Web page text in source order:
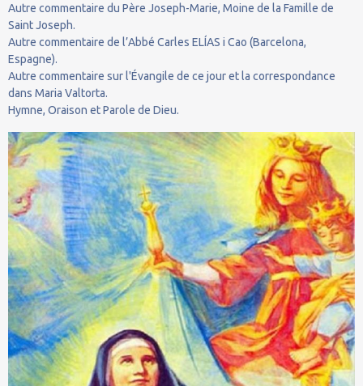
Autre commentaire du Père Joseph-Marie, Moine de la Famille de
Saint Joseph.
Autre commentaire de l’Abbé Carles ELÍAS i Cao (Barcelona,
Espagne).
Autre commentaire sur l'Évangile de ce jour et la correspondance
dans Maria Valtorta.
Hymne, Oraison et Parole de Dieu.